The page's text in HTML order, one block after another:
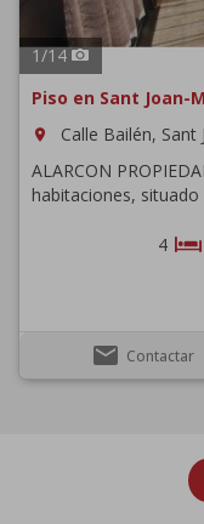
1/14
Piso en Sant Joan-
room
Calle Bailén,
ALARCON
habitaciones, situado
4
email Contactar